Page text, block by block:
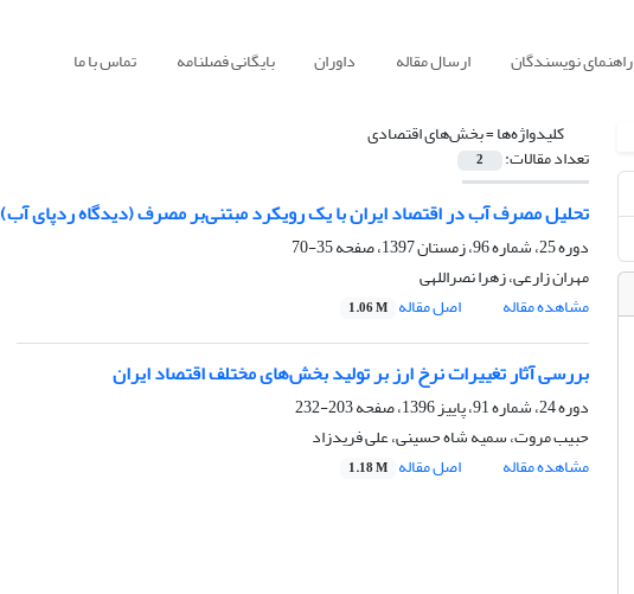
راهنمای نویسندگان ارسال مقاله داوران بایگانی فصلنامه تماس با ما
کلیدواژه‌ها =بخش‌های اقتصادی
تعداد مقالات: 2
تحلیل مصرف آب در اقتصاد ایران با یک رویکرد مبتنی‌بر مصرف (دیدگاه ردپای آب)
دوره 25، شماره 96، زمستان 1397، صفحه
35-70
مهران زارعی، زهرا نصراللهی
مشاهده مقاله
اصل مقاله 1.06 M
بررسی آثار تغییرات نرخ ارز بر تولید بخش‌های مختلف اقتصاد ایران
دوره 24، شماره 91، پاییز 1396، صفحه
203-232
حبیب مروت، سمیه شاه حسینی، علی فریدزاد
مشاهده مقاله
اصل مقاله 1.18 M